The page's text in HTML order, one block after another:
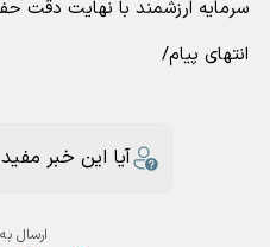
سرمایه ارزشمند با نهایت دقت
انتهای پیام/
آیا این خبر
ارسال